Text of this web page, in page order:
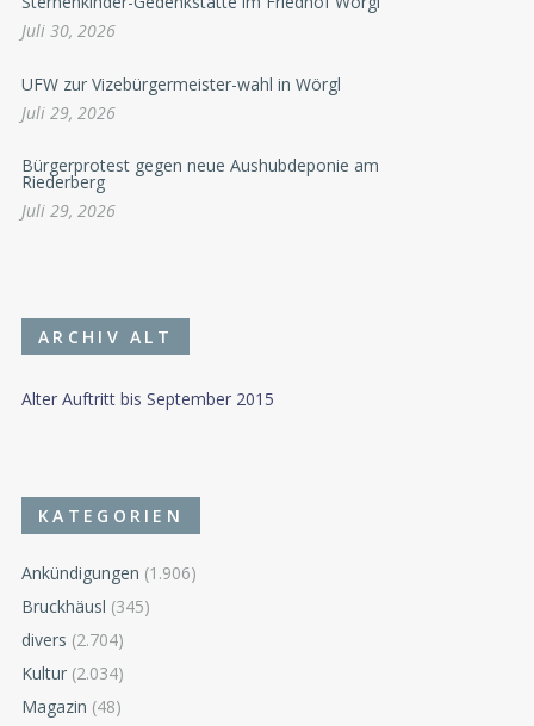
Juli 30, 2026
UFW zur Vizebürgermeister-wahl in Wörgl
Juli 29, 2026
Bürgerprotest gegen neue Aushubdeponie am
Riederberg
Juli 29, 2026
ARCHIV ALT
Alter Auftritt bis September 2015
KATEGORIEN
Ankündigungen (1.906)
Bruckhäusl (345)
divers (2.704)
Kultur (2.034)
Magazin (48)